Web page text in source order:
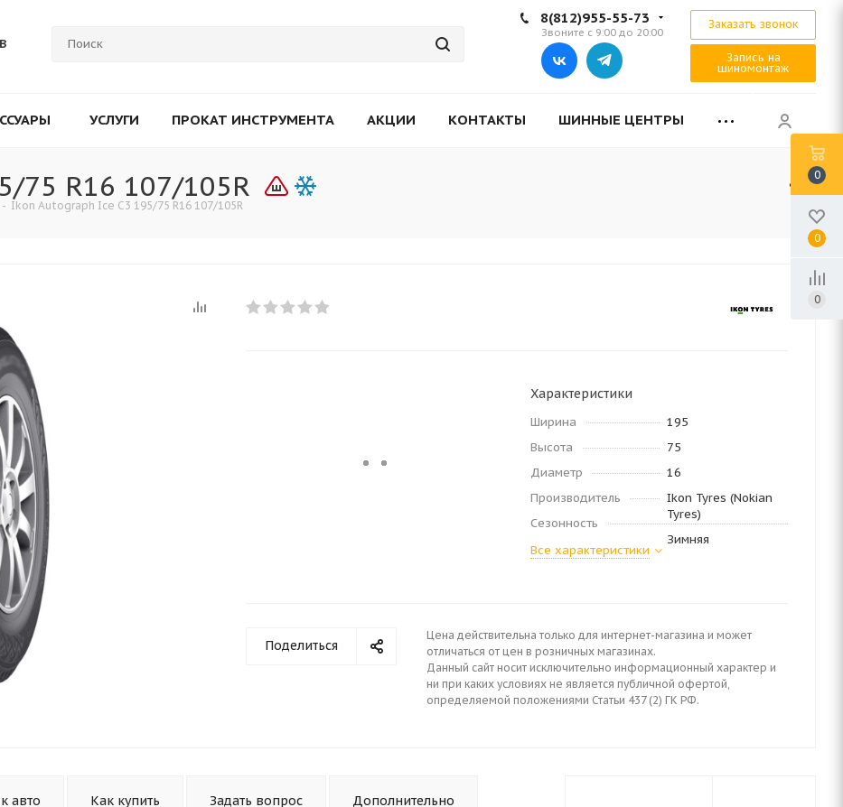
8(812)955-55-73
Звоните с 9:00 до 20:00
Заказать звонок
Запись на
шиномонтаж
УСЛУГИ ПРОКАТ ИНСТРУМЕНТА АКЦИИ КОНТАКТЫ ШИННЫЕ ЦЕНТРЫ
75 R16 107/105R
- Ikon Autograph Ice C3 195/75 R16 107/105R
Характеристики
Ширина
195
Высота
75
Диаметр
16
Производитель
Ikon Tyres (Nokian
Tyres)
Сезонность
Зимняя
Все характеристики
Поделиться
Цена действительна только для интернет-магазина и может
отличаться от цен в розничных магазинах.
Данный сайт носит исключительно информационный характер и
ни при каких условиях не является публичной офертой,
определяемой положениями Статьи 437 (2) ГК РФ.
авто Как купить Задать вопрос Дополнительно
0
0
0